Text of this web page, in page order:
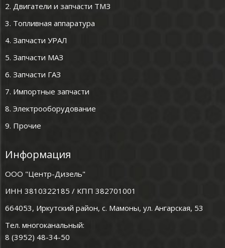
2. Двигатели и запчасти ТМЗ
3. Топливная аппаратура
4. Запчасти УРАЛ
5. Запчасти МАЗ
6. Запчасти ГАЗ
7. Импортные запчасти
8. Электрооборудование
9. Прочие
Информация
ООО "Центр-Дизель"
ИНН 3810322185 / КПП 382701001
664053, Иркутский район, с. Мамоны, ул. Ангарская, 53
Тел. многоканальный:
8 (3952) 48-34-50